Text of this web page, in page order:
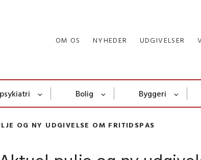
OM OS NYHEDER UDGIVELSER
Bolig Byggeri
OG NY UDGIVELSE OM FRITIDSPAS